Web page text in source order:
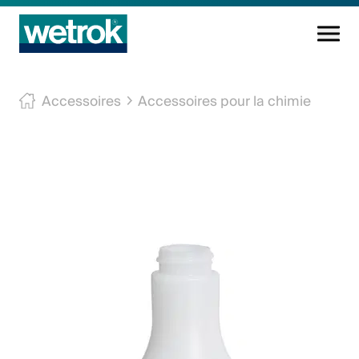
Produits
Accessoires Accessoires pour la chimie